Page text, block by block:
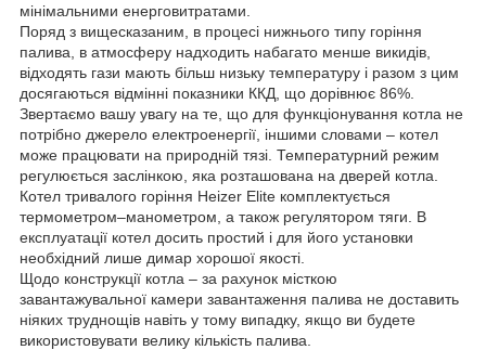
мінімальними енерговитратами.
Поряд з вищесказаним, в процесі нижнього типу горіння
палива, в атмосферу надходить набагато менше викидів,
відходять гази мають більш низьку температуру і разом з цим
досягаються відмінні показники ККД, що дорівнює 86%.
Звертаємо вашу увагу на те, що для функціонування котла не
потрібно джерело електроенергії, іншими словами – котел
може працювати на природній тязі. Температурний режим
регулюється заслінкою, яка розташована на дверей котла.
Котел тривалого горіння Heizer Elite комплектується
термометром–манометром, а також регулятором тяги. В
експлуатації котел досить простий і для його установки
необхідний лише димар хорошої якості.
Щодо конструкції котла – за рахунок місткою
завантажувальної камери завантаження палива не доставить
ніяких труднощів навіть у тому випадку, якщо ви будете
використовувати велику кількість палива.